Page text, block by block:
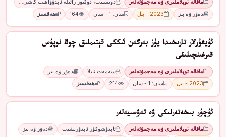
ماقالە توپلاملىرى ۋە مەجمۇئەلەر
دوتسېنت، دوكتور رائىلە ئابدۇۋاھىت كاشى…
دەۋر ۋە بىز
2023 - يىل سان: 1 - سان 164 ھەقسىز
ئۇيغۇرلار تارىخىدا يۈز بەرگەن ئىككى قېتىملىق چوڭ نوپۇس
قىرغىنچىلىقى
ماقالە توپلاملىرى ۋە مەجمۇئەلەر سەمەت ئابلا
دەۋر ۋە بىز
2023 - يىل
سان: 1 - سان 214 ھەقسىز
ئۇچۇر بىخەتەرلىكى ۋە تەۋسىيەلەر
ماقالە توپلاملىرى ۋە مەجمۇئەلەر ئابدۇشۈكۈر ئابدۇرېشىت
دەۋر ۋە بىز